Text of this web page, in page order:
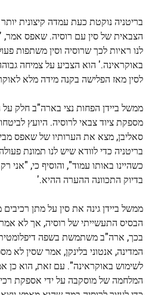
בריטניה נוקטת כעת עמדה קיצונית
הצבאית של סין עם רוסיה. שאפס אמר,
לנו ראיות לכך שרוסיה וסין משתפות
לסין מאז הפלישה בקנה מידה מלא
ממשל ביידן הפחות נצי בארה"ב חלק
מספקת ציוד צבאי לרוסיה. היועץ
סאליבן, מצא את הערותיו של שאפס
בריטניה כדי לוודא שיש לנו תמונת
כשהיינו באותו עמוד", והוסיף כי, "אני
בדיוק התכוונה ההערה ההיא.'
ממשל ביידן גינה את סין על מתן
הבסיס התעשייתי של רוסיה, אך לא
בכך, ארה"ב משתמשת בשפה
המדינה, אנטוני בלינקן, אמר שסין לא
לשימוש באוקראינה". עם זאת, הוא כן
המלחמה של מוסקבה על ידי אספקת